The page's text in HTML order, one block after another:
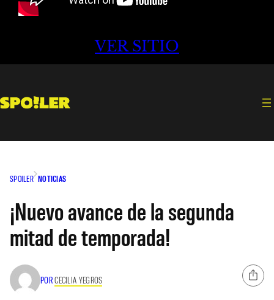
VER SITIO
SPOILER NOTICIAS
¡Nuevo avance de la segunda
mitad de temporada!
PORCECILIA YEGROS